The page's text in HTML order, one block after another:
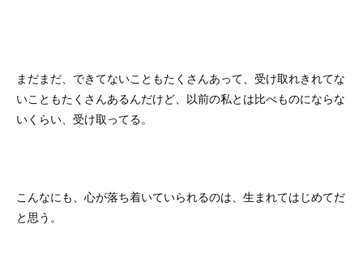
まだまだ、できてないこともたくさんあって、受け取れきれてな
いこともたくさんあるんだけど、以前の私とは比べものにならな
いくらい、受け取ってる。
こんなにも、心が落ち着いていられるのは、生まれてはじめてだ
と思う。